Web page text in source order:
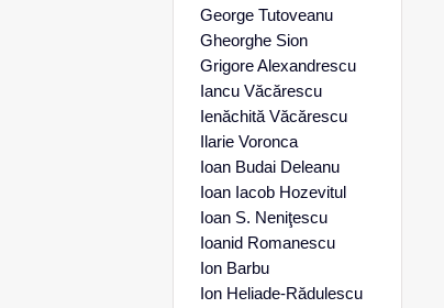
George Tutoveanu
Gheorghe Sion
Grigore Alexandrescu
Iancu Văcărescu
Ienăchită Văcărescu
Ilarie Voronca
Ioan Budai Deleanu
Ioan Iacob Hozevitul
Ioan S. Neniţescu
Ioanid Romanescu
Ion Barbu
Ion Heliade-Rădulescu